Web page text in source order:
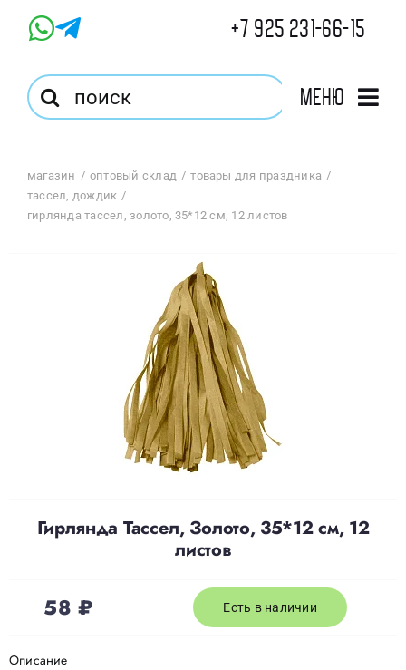
+7 925 231-66-15
Результат
поиска:
Меню
Магазин
магазин оптовый склад
товары для праздника
тассел, дождик
гирлянда тассел, золото, 35*12 см, 12 листов
Гирлянда Тассел, Золото, 35*12 см, 12
листов
58₽ Есть в наличии
Описание